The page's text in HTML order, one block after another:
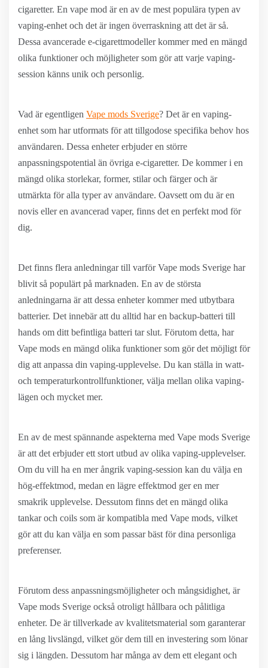
cigaretter. En vape mod är en av de mest populära typen av
vaping-enhet och det är ingen överraskning att det är så.
Dessa avancerade e-cigarettmodeller kommer med en mängd
olika funktioner och möjligheter som gör att varje vaping-
session känns unik och personlig.
Vad är egentligen Vape mods Sverige? Det är en vaping-
enhet som har utformats för att tillgodose specifika behov hos
användaren. Dessa enheter erbjuder en större
anpassningspotential än övriga e-cigaretter. De kommer i en
mängd olika storlekar, former, stilar och färger och är
utmärkta för alla typer av användare. Oavsett om du är en
novis eller en avancerad vaper, finns det en perfekt mod för
dig.
Det finns flera anledningar till varför Vape mods Sverige har
blivit så populärt på marknaden. En av de största
anledningarna är att dessa enheter kommer med utbytbara
batterier. Det innebär att du alltid har en backup-batteri till
hands om ditt befintliga batteri tar slut. Förutom detta, har
Vape mods en mängd olika funktioner som gör det möjligt för
dig att anpassa din vaping-upplevelse. Du kan ställa in watt-
och temperaturkontrollfunktioner, välja mellan olika vaping-
lägen och mycket mer.
En av de mest spännande aspekterna med Vape mods Sverige
är att det erbjuder ett stort utbud av olika vaping-upplevelser.
Om du vill ha en mer ångrik vaping-session kan du välja en
hög-effektmod, medan en lägre effektmod ger en mer
smakrik upplevelse. Dessutom finns det en mängd olika
tankar och coils som är kompatibla med Vape mods, vilket
gör att du kan välja en som passar bäst för dina personliga
preferenser.
Förutom dess anpassningsmöjligheter och mångsidighet, är
Vape mods Sverige också otroligt hållbara och pålitliga
enheter. De är tillverkade av kvalitetsmaterial som garanterar
en lång livslängd, vilket gör dem till en investering som lönar
sig i längden. Dessutom har många av dem ett elegant och